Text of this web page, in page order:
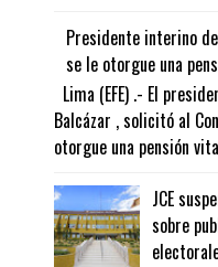
Presidente interino
se le otorgue una
Lima (EFE) .- El
Balcázar , solicitó al
otorgue una pensión
JCE
sobre